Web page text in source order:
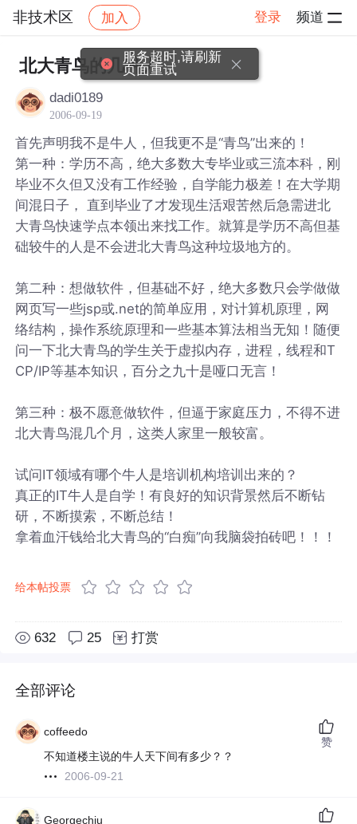
非技术区 加入 登录 频道
社区 非技术区 帖子详情
北大青鸟的几种人
dadi0189
2006-09-19
首先声明我不是牛人，但我更不是“青鸟”出来的！
第一种：学历不高，绝大多数大专毕业或三流本科，刚
毕业不久但又没有工作经验，自学能力极差！在大学期
间混日子， 直到毕业了才发现生活艰苦然后急需进北
大青鸟快速学点本领出来找工作。就算是学历不高但基
础较牛的人是不会进北大青鸟这种垃圾地方的。
第二种：想做软件，但基础不好，绝大多数只会学做做
网页写一些jsp或.net的简单应用，对计算机原理，网
络结构，操作系统原理和一些基本算法相当无知！随便
问一下北大青鸟的学生关于虚拟内存，进程，线程和T
CP/IP等基本知识，百分之九十是哑口无言！
第三种：极不愿意做软件，但逼于家庭压力，不得不进
北大青鸟混几个月，这类人家里一般较富。
试问IT领域有哪个牛人是培训机构培训出来的？
真正的IT牛人是自学！有良好的知识背景然后不断钻
研，不断摸索，不断总结！
拿着血汗钱给北大青鸟的“白痴”向我脑袋拍砖吧！！！
给本帖投票
632 25 打赏
全部评论
coffeedo
不知道楼主说的牛人天下间有多少？？
2006-09-21
赞
Georgechiu
服务超时,请刷新
页面重试